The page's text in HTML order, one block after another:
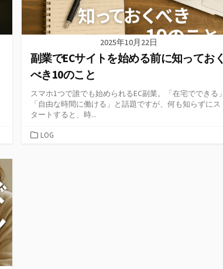
2025年10月22日
副業でECサイトを始める前に知っておく
べき10のこと
スマホ1つで誰でも始められるEC副業。「在宅でできる」
「自由な時間に働ける」と話題ですが、何も知らずにス
タートすると、時...
カLOG